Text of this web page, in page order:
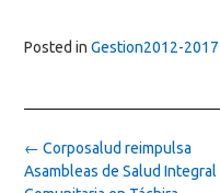
Posted in Gestion2012-2017
Post
navigation
← Corposalud reimpulsa
Asambleas de Salud Integral